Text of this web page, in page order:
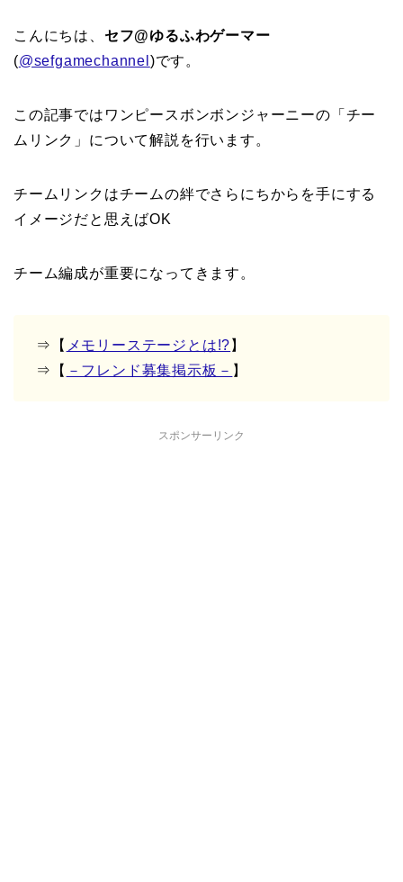
こんにちは、 セフ@ゆるふわゲーマー
(@sefgamechannel )です。
この記事ではワンピースボンボンジャーニーの「チー
ムリンク」について解説を行います。
チームリンクはチームの絆でさらにちからを手にする
イメージだと思えばOK
チーム編成が重要になってきます。
⇒【 メモリーステージとは!? 】
⇒【 －フレンド募集掲示板－ 】
スポンサーリンク